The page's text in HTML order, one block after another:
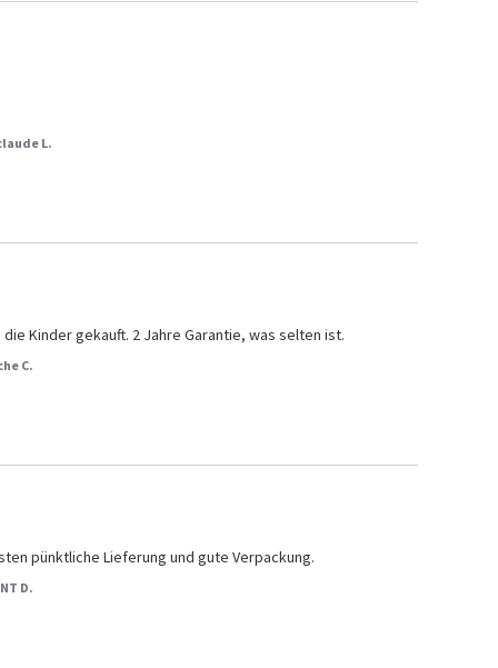
L.
Kinder gekauft. 2 Jahre Garantie, was selten ist.
C.
pünktliche Lieferung und gute Verpackung.
D.